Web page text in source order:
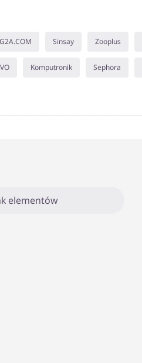
G2A.COM Sinsay Zooplus
Komputronik Sephora
elementów